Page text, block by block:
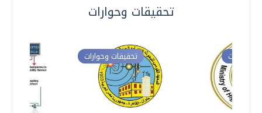
تحقيقات وحوارات
تحقيقات وحوارات وحوارات